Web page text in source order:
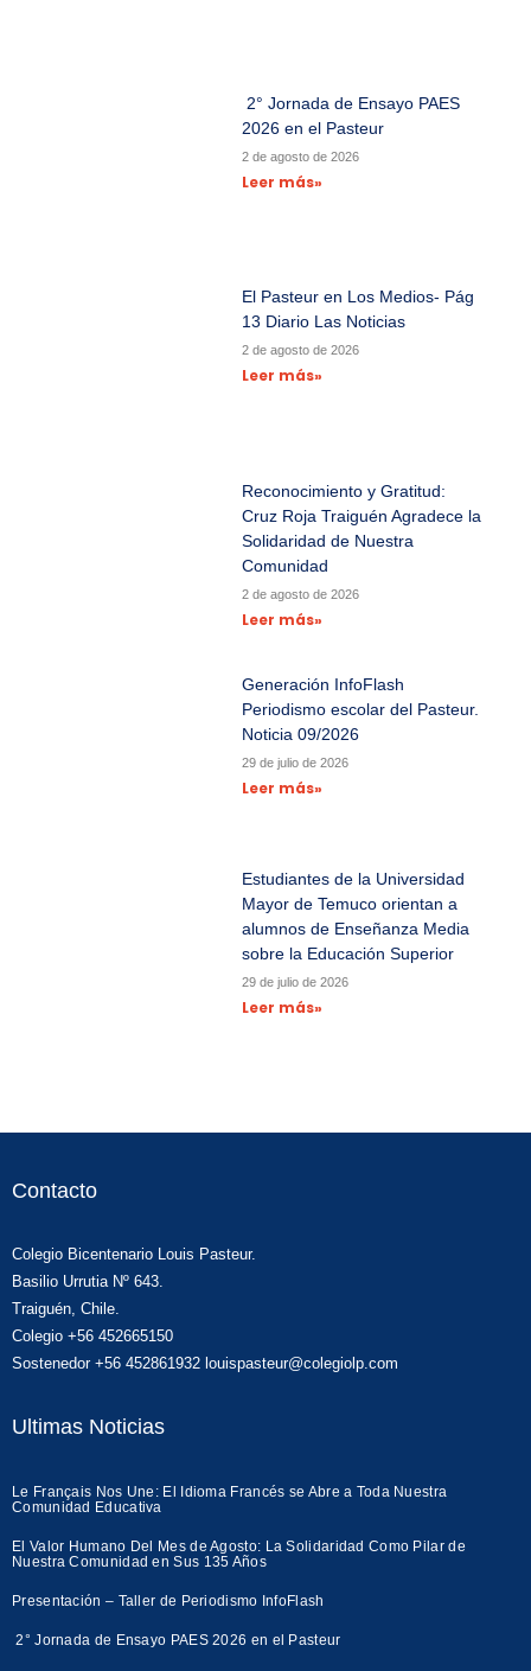
2° Jornada de Ensayo PAES
2026 en el Pasteur
2 de agosto de 2026
Leer más»
El Pasteur en Los Medios- Pág
13 Diario Las Noticias
2 de agosto de 2026
Leer más»
Reconocimiento y Gratitud:
Cruz Roja Traiguén Agradece la
Solidaridad de Nuestra
Comunidad
2 de agosto de 2026
Leer más»
Generación InfoFlash
Periodismo escolar del Pasteur.
Noticia 09/2026
29 de julio de 2026
Leer más»
Estudiantes de la Universidad
Mayor de Temuco orientan a
alumnos de Enseñanza Media
sobre la Educación Superior
29 de julio de 2026
Leer más»
Contacto
Colegio Bicentenario Louis Pasteur.
Basilio Urrutia Nº 643.
Traiguén, Chile.
Colegio +56 452665150
Sostenedor +56 452861932 louispasteur@colegiolp.com
Ultimas Noticias
Le Français Nos Une: El Idioma Francés se Abre a Toda Nuestra
Comunidad Educativa
El Valor Humano Del Mes de Agosto: La Solidaridad Como Pilar de
Nuestra Comunidad en Sus 135 Años
Presentación – Taller de Periodismo InfoFlash
2° Jornada de Ensayo PAES 2026 en el Pasteur